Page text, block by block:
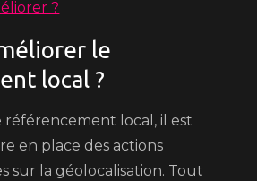
?
le
local ?
local, il est
en place des actions
sur la géolocalisation. Tout